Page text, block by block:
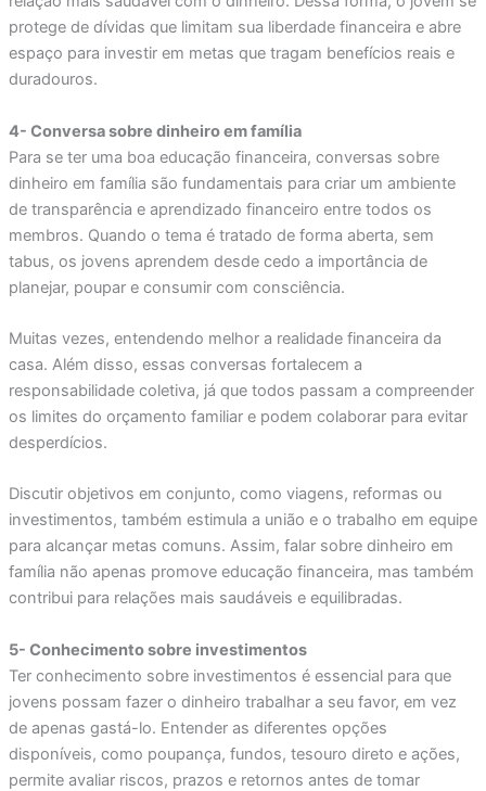
protege de dívidas que limitam sua liberdade financeira e abre
espaço para investir em metas que tragam benefícios reais e
duradouros.
4- Conversa sobre dinheiro em família
Para se ter uma boa educação financeira, conversas sobre
dinheiro em família são fundamentais para criar um ambiente
de transparência e aprendizado financeiro entre todos os
membros. Quando o tema é tratado de forma aberta, sem
tabus, os jovens aprendem desde cedo a importância de
planejar, poupar e consumir com consciência.
Muitas vezes, entendendo melhor a realidade financeira da
casa. Além disso, essas conversas fortalecem a
responsabilidade coletiva, já que todos passam a compreender
os limites do orçamento familiar e podem colaborar para evitar
desperdícios.
Discutir objetivos em conjunto, como viagens, reformas ou
investimentos, também estimula a união e o trabalho em equipe
para alcançar metas comuns. Assim, falar sobre dinheiro em
família não apenas promove educação financeira, mas também
contribui para relações mais saudáveis e equilibradas.
5- Conhecimento sobre investimentos
Ter conhecimento sobre investimentos é essencial para que
jovens possam fazer o dinheiro trabalhar a seu favor, em vez
de apenas gastá-lo. Entender as diferentes opções
disponíveis, como poupança, fundos, tesouro direto e ações,
permite avaliar riscos, prazos e retornos antes de tomar